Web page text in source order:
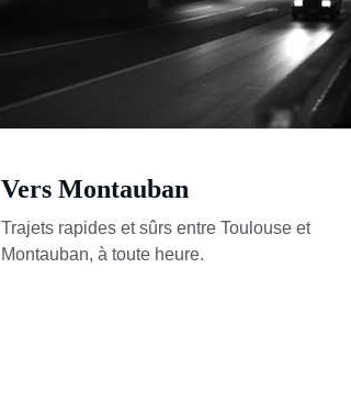
Vers Montauban
Trajets rapides et sûrs entre Toulouse et
Montauban, à toute heure.